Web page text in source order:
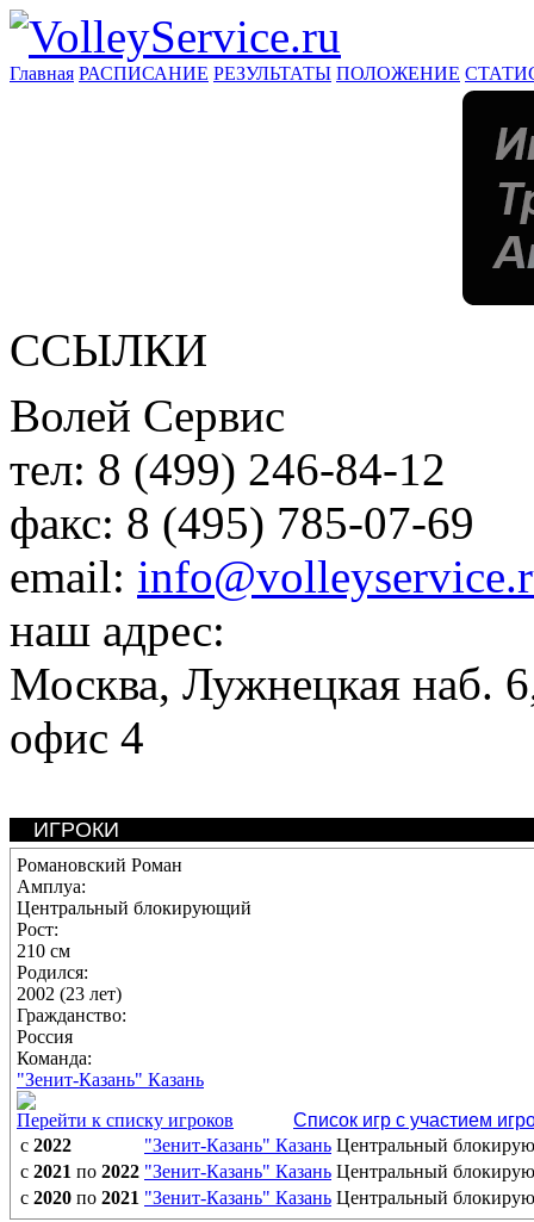
Главная РАСПИСАНИЕ РЕЗУЛЬТАТЫ ПОЛОЖЕНИЕ
ССЫЛКИ
Волей Сервис
тел: 8 (499) 246-84-12
факс: 8 (495) 785-07-69
email:
наш адрес:
Москва, Лужнецкая наб.
офис 4
ИГРОКИ
Романовский Роман
Амплуа:
Центральный блокирующий
Рост:
210 см
Родился:
2002 (23 лет)
Гражданство:
Россия
Команда:
"Зенит-Казань" Казань
Перейти к списку игроков
Список игр с участием
с 2022 "Зенит-Казань" Казань Центральный
с 2021 по 2022 "Зенит-Казань" Казань Центральный
с 2020 по 2021 "Зенит-Казань" Казань Центральный